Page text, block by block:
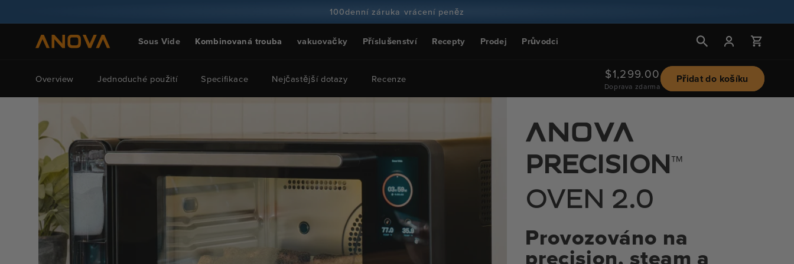
100denní záruka vrácení peněz
Více než 100 milionů kuchařů a stále více
Sous Vide Kombinovaná trouba vakuovačky Příslušenství Recepty Prodej Průvodci Přihlášení Košík
Overview Jednoduché použití Specifikace Nejčastější dotazy Recenze
Běžná
cena
$1,299.00
Doprava zdarma
Přidat do košíku
Přeskočit
na
o
produktu
PRECISION™
OVEN 2.0
Provozováno na